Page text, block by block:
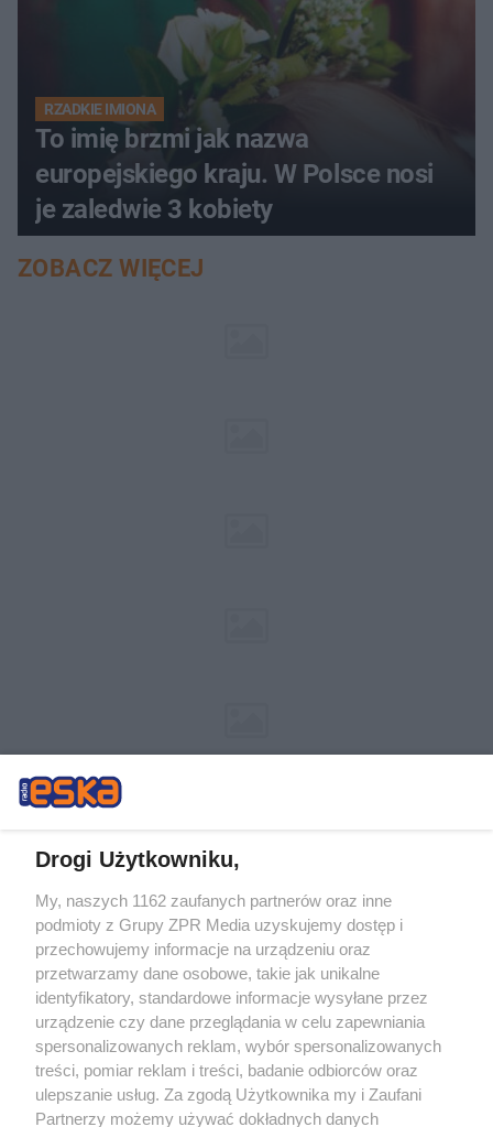
RZADKIE IMIONA
To imię brzmi jak nazwa
europejskiego kraju. W Polsce nosi
je zaledwie 3 kobiety
ZOBACZ WIĘCEJ
Żaden utwór zamieszczony w serwisie nie może być powielany i
rozpowszechniany lub dalej rozpowszechniany w jakikolwiek sposób (w
tym także elektroniczny lub mechaniczny) na jakimkolwiek polu
eksploatacji w jakiejkolwiek formie, włącznie z umieszczaniem w Internecie
bez pisemnej zgody właściciela praw. Jakiekolwiek użycie lub
wykorzystanie utworów w całości lub w części z naruszeniem prawa, tzn.
bez właściwej zgody, jest zabronione pod groźbą kary i może być ścigane
prawnie.
Drogi Użytkowniku,
My, naszych 1162 zaufanych partnerów oraz inne
podmioty z Grupy ZPR Media uzyskujemy dostęp i
przechowujemy informacje na urządzeniu oraz
przetwarzamy dane osobowe, takie jak unikalne
identyfikatory, standardowe informacje wysyłane przez
urządzenie czy dane przeglądania w celu zapewniania
spersonalizowanych reklam, wybór spersonalizowanych
treści, pomiar reklam i treści, badanie odbiorców oraz
ulepszanie usług. Za zgodą Użytkownika my i Zaufani
Partnerzy możemy używać dokładnych danych